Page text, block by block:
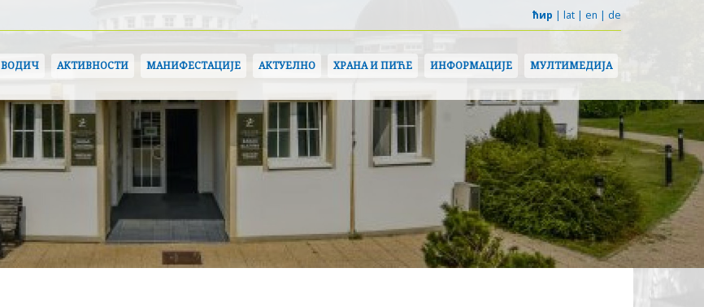
ћир | lat | en | de
ВОДИЧ АКТИВНОСТИ МАНИФЕСТАЦИЈЕ АКТУЕЛНО ХРАНА И ПИЋЕ ИНФОРМАЦИЈЕ МУЛТИМЕДИЈА